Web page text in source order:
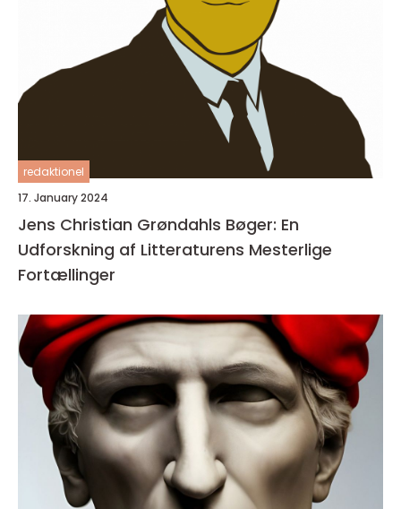
redaktionel
17. January 2024
Jens Christian Grøndahls Bøger: En
Udforskning af Litteraturens Mesterlige
Fortællinger